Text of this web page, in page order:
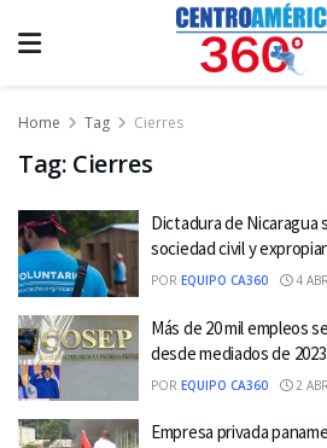
Home Tag Cierres
Tag: Cierres
Dictadura de Nicaragua
sociedad civil y
POR EQUIPO CA360 4
Más de 20 mil empleos
desde mediados de 2023
POR EQUIPO CA360 2
Empresa privada